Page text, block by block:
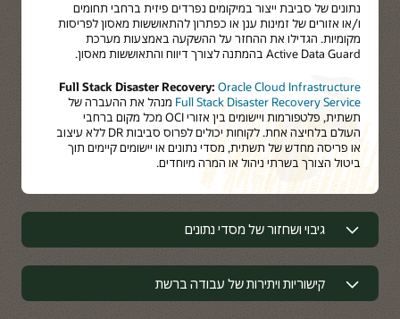
נתונים של סביבת ייצור במיקומים נפרדים פיזית ברחבי תחומים
ו/או אזורים של זמינות ענן או כפתרון להתאוששות מאסון לפריסות
מקומיות. הגדילו את ההחזר על ההשקעה באמצעות מערכת
Active Data Guard בהמתנה לצורך דיווח והתאוששות מאסון.
Full Stack Disaster Recovery:Oracle Cloud Infrastructure
Full Stack Disaster Recovery Serviceמנהל את ההעברה של
תשתית, פלטפורמות ויישומים בין אזורי OCI מכל מקום ברחבי
העולם בלחיצה אחת. לקוחות יכולים לפרוס סביבות DR ללא עיצוב
או פריסה מחדש של תשתית, מסדי נתונים או יישומים קיימים תוך
ביטול הצורך בשרתי ניהול או המרה מיוחדים.
גיבוי ושחזור של מסדי נתונים
גיבוי ושחזור של מסדי נתונים
קישוריות ויתירות של עבודה ברשת